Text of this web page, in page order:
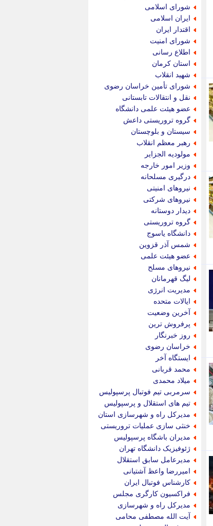
شورای اسلامی
ایران اسلامی
اقتدار ایران
شورای امنیت
اطلاع رسانی
استان کرمان
شهید انقلاب
شورای تأمین خراسان رضوی
نقل و انتقالات تابستانی
عضو هیئت علمی دانشگاه
گروه تروریستی داعش
سیستان و بلوچستان
رهبر معظم انقلاب
مولودیه الجزایر
وزیر امور خارجه
درگیری مسلحانه
نیروهای امنیتی
نیروهای شرکتی
دیدار دوستانه
گروه تروریستی
دانشگاه یاسوج
شمس آذر قزوین
عضو هیئت علمی
نیروهای مسلح
لیگ قهرمانان
مدیریت انرژی
ایالات متحده
آخرین وضعیت
پرفروش ترین
روز خبرنگار
خراسان رضوی
ایستگاه آخر
محمد قربانی
میلاد محمدی
سرمربی تیم فوتبال پرسپولیس
تیم های استقلال و پرسپولیس
مدیرکل راه و شهرسازی استان
خنثی سازی عملیات تروریستی
مدیران باشگاه پرسپولیس
ژئوفیزیک دانشگاه تهران
مدیرعامل سابق استقلال
امیررضا واعظ آشتیانی
کارشناس فوتبال ایران
فراکسیون کارگری مجلس
مدیرکل راه و شهرسازی
آیت الله مصطفی محامی